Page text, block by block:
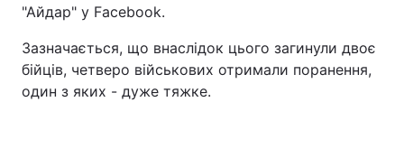
"Айдар" у Facebook.
Зазначається, що внаслідок цього загинули двоє
бійців, четверо військових отримали поранення,
один з яких - дуже тяжке.